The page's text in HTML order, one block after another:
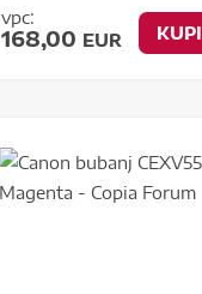
vpc:
168,00 EUR KUPI